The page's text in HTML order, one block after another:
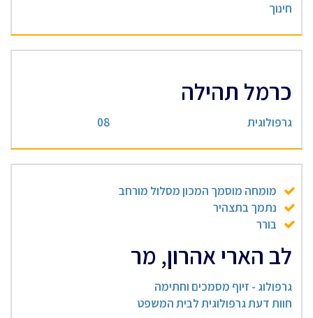
חינוך
כרמל תהילה
גרפולוגית 08
מומחה מוסמך המכון מסלול מורחב
נתמך בתצהיר
בורר
לב הארי אהרון, מר
גרפולוג - זיוף מסמכים וחתימה
חוות דעת גרפולוגית לבית המשפט